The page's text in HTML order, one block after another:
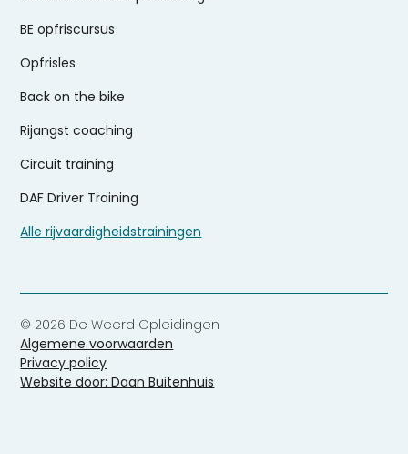
BE opfriscursus
Opfrisles
Back on the bike
Rijangst coaching
Circuit training
DAF Driver Training
Alle rijvaardigheidstrainingen
© 2026 De Weerd Opleidingen
Algemene voorwaarden
Privacy policy
Website door: Daan Buitenhuis